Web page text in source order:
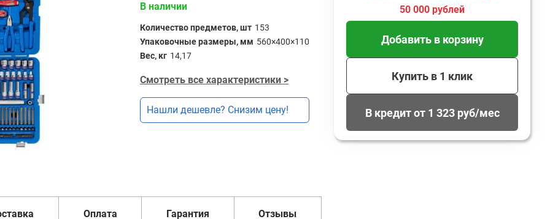
В наличии
Количество предметов, шт 153
Упаковочные размеры, мм 560×400×110
Вес, кг 14,17
Смотреть все характеристики >
Нашли дешевле? Снизим цену!
Оплата Гарантия Отзывы
50 000 рублей
Добавить в корзину
Купить в 1 клик
В кредит от 1 323 руб/мес